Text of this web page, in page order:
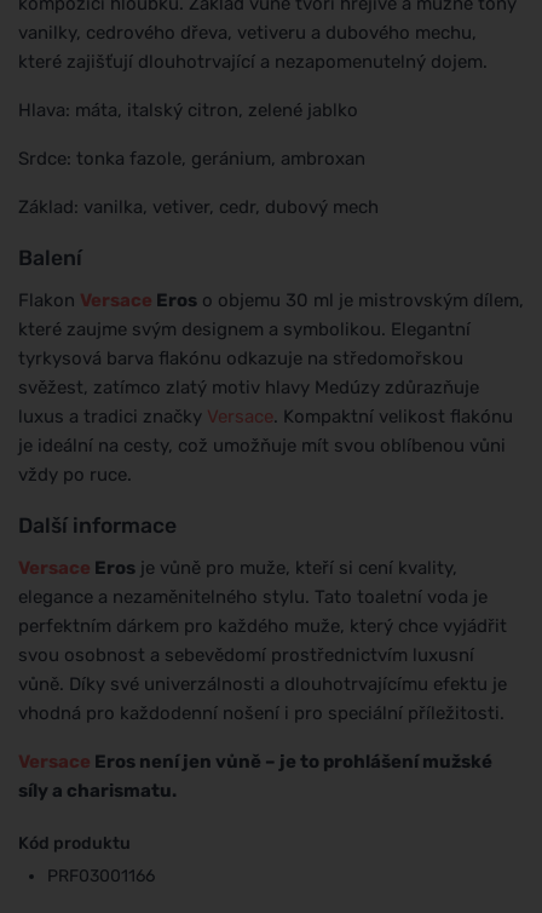
vanilky, cedrového dřeva, vetiveru a dubového mechu,
které zajišťují dlouhotrvající a nezapomenutelný dojem.
Hlava: máta, italský citron, zelené jablko
Srdce: tonka fazole, geránium, ambroxan
Základ: vanilka, vetiver, cedr, dubový mech
Balení
Flakon Versace Eros o objemu 30 ml je mistrovským dílem,
které zaujme svým designem a symbolikou. Elegantní
tyrkysová barva flakónu odkazuje na středomořskou
svěžest, zatímco zlatý motiv hlavy Medúzy zdůrazňuje
luxus a tradici značky Versace. Kompaktní velikost flakónu
je ideální na cesty, což umožňuje mít svou oblíbenou vůni
vždy po ruce.
Další informace
Versace Eros je vůně pro muže, kteří si cení kvality,
elegance a nezaměnitelného stylu. Tato toaletní voda je
perfektním dárkem pro každého muže, který chce vyjádřit
svou osobnost a sebevědomí prostřednictvím luxusní
vůně. Díky své univerzálnosti a dlouhotrvajícímu efektu je
vhodná pro každodenní nošení i pro speciální příležitosti.
Versace Eros není jen vůně – je to prohlášení mužské
síly a charismatu.
Kód produktu
PRF03001166